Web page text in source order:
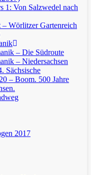
1: Von Salzwedel nach
– Wörlitzer Gartenreich
– Die Südroute
– Niedersachsen
Sächsische
– Boom. 500 Jahre
2017